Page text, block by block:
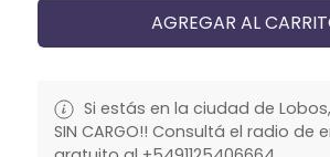
AGREGAR AL
Si estás en la ciudad de
SIN CARGO!! Consultá el radio de